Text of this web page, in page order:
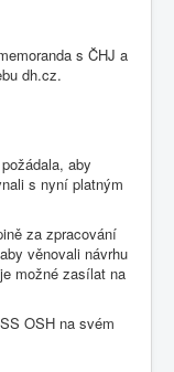
s ČHJ a
dh.cz.
aby
s nyní platným
za zpracování
věnovali návrhu
možné zasílat na
OSH na svém